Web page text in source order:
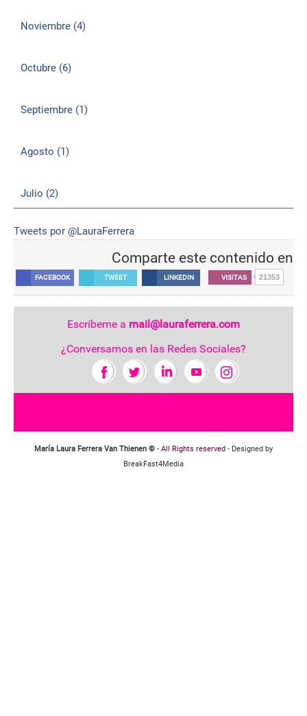
Noviembre (4)
Octubre (6)
Septiembre (1)
Agosto (1)
Julio (2)
Tweets por @LauraFerrera
Comparte este contenido en
FACEBOOK TWEET LINKEDIN VISITAS 21353
Escríbeme a mail@lauraferrera.com
¿Conversamos en las Redes Sociales?
María Laura Ferrera Van Thienen © - All Rights reserved - Designed by
BreakFast4Media